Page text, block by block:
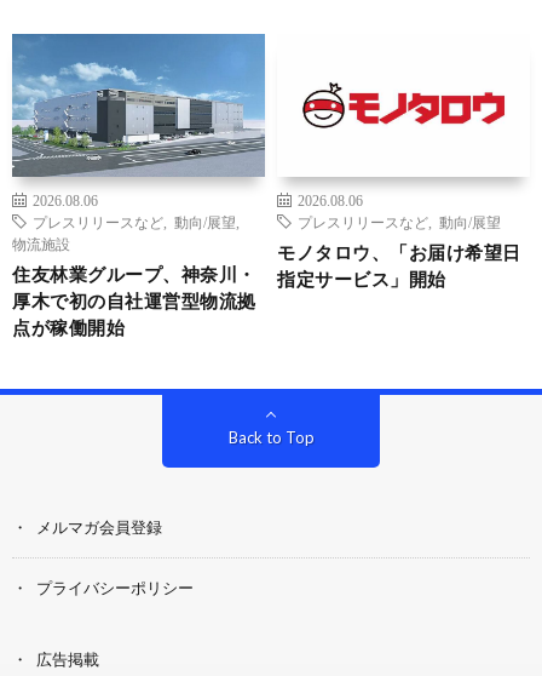
2026.08.06
プレスリリースなど
動向/展望
物流施設
住友林業グループ、神奈川・
厚木で初の自社運営型物流拠
点が稼働開始
2026.08.06
プレスリリースなど
動向/展望
モノタロウ、「お届け希望日
指定サービス」開始
Back to Top
メルマガ会員登録
プライバシーポリシー
広告掲載